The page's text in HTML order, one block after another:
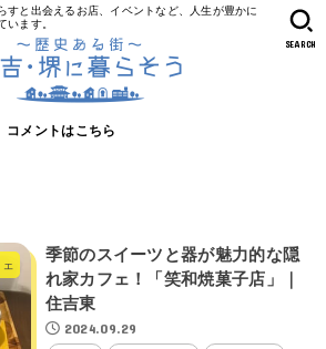
すと出会えるお店、イベントなど、人生が豊かに
います。
コメントはこちら
SEARCH
季節のスイーツと器が魅力的な隠
れ家カフェ！「笑和焼菓子店」｜
住吉東
2024.09.29